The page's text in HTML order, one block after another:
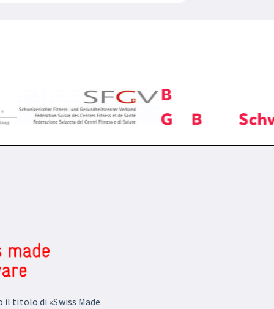
titolo di «Swiss Made